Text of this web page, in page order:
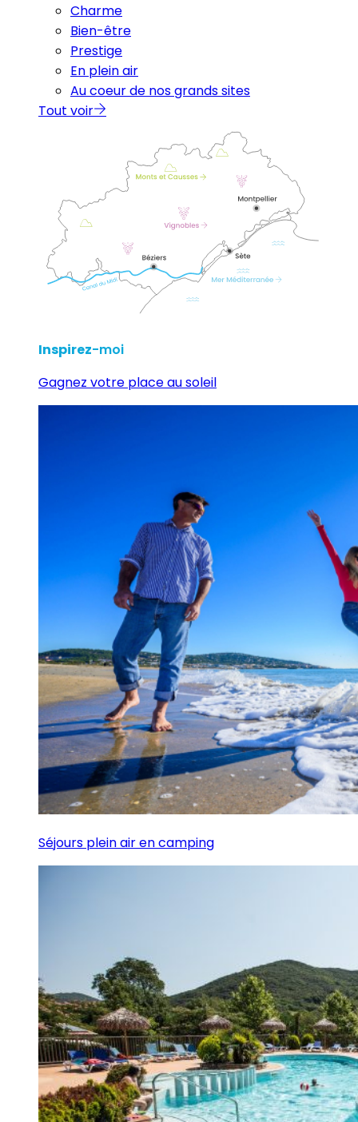
Charme
Bien-être
Prestige
En plein air
Au coeur de nos grands sites
Tout voir
Inspirez-moi
Gagnez votre place au soleil
Séjours plein air en camping